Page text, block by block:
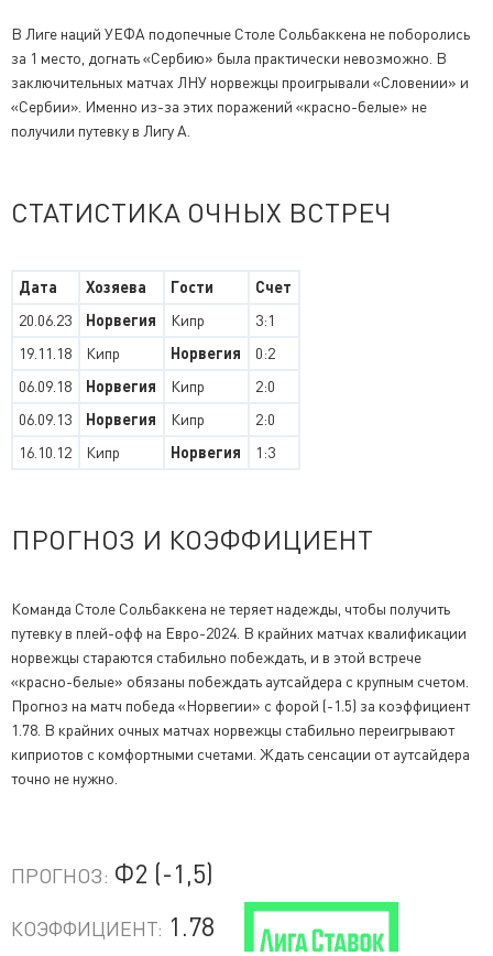
В Лиге наций УЕФА подопечные Столе Сольбаккена не поборолись
за 1 место, догнать «Сербию» была практически невозможно. В
заключительных матчах ЛНУ норвежцы проигрывали «Словении» и
«Сербии». Именно из-за этих поражений «красно-белые» не
получили путевку в Лигу А.
СТАТИСТИКА ОЧНЫХ ВСТРЕЧ
Дата Хозяева Гости
Счет
20.06.23
Норвегия Кипр
3:1
19.11.18
Кипр Норвегия
0:2
06.09.18
Норвегия Кипр
2:0
06.09.13
Норвегия Кипр
2:0
16.10.12
Кипр Норвегия 1:3
ПРОГНОЗ И КОЭФФИЦИЕНТ
Команда Столе Сольбаккена не теряет надежды, чтобы получить
путевку в плей-офф на Евро-2024. В крайних матчах квалификации
норвежцы стараются стабильно побеждать, и в этой встрече
«красно-белые» обязаны побеждать аутсайдера с крупным счетом.
Прогноз на матч победа «Норвегии» с форой (-1.5) за коэффициент
1.78. В крайних очных матчах норвежцы стабильно переигрывают
киприотов с комфортными счетами. Ждать сенсации от аутсайдера
точно не нужно.
ПРОГНОЗ: Ф2 (-1,5)
КОЭФФИЦИЕНТ: 1.78